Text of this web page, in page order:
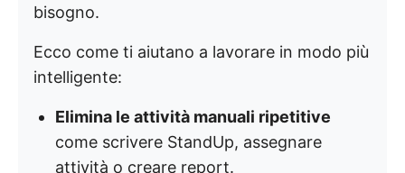
bisogno.
Ecco come ti aiutano a lavorare in modo più
intelligente:
Elimina le attività manuali ripetitive
come scrivere StandUp, assegnare
attività o creare report.